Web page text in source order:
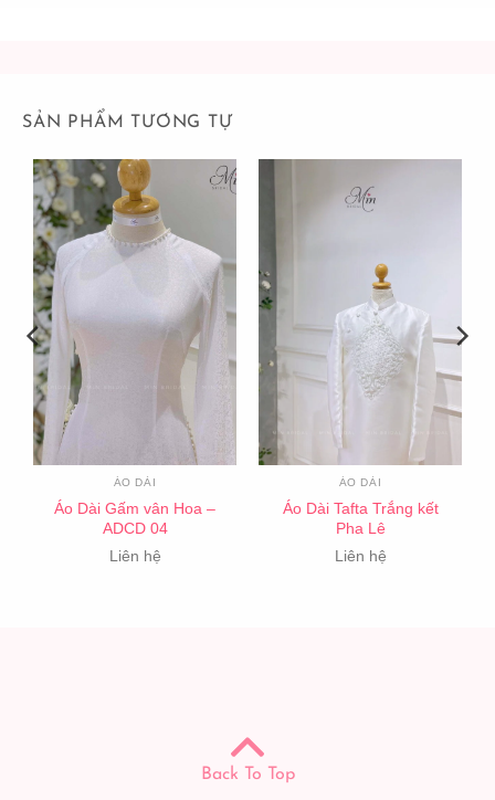
SẢN PHẨM TƯƠNG TỰ
ÁO DÀI
Áo Dài Gấm vân Hoa –
ADCD 04
Liên hệ
ÁO DÀI
Áo Dài Tafta Trắng kết
Pha Lê
Liên hệ
Back To Top